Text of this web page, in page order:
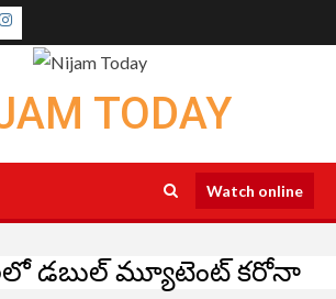
Instagram
TODAY
Watch online
డబుల్ మ్యూటెంట్ కరోనా